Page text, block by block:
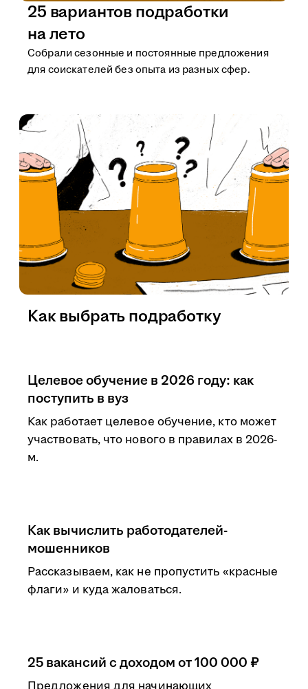
25 вариантов подработки
на лето
Собрали сезонные и постоянные предложения
для соискателей без опыта из разных сфер.
Как выбрать подработку
Целевое обучение в 2026 году: как
поступить в вуз
Как работает целевое обучение, кто может
участвовать, что нового в правилах в 2026-
м.
Как вычислить работодателей-
мошенников
Рассказываем, как не пропустить «красные
флаги» и куда жаловаться.
25 вакансий с доходом от 100 000 ₽